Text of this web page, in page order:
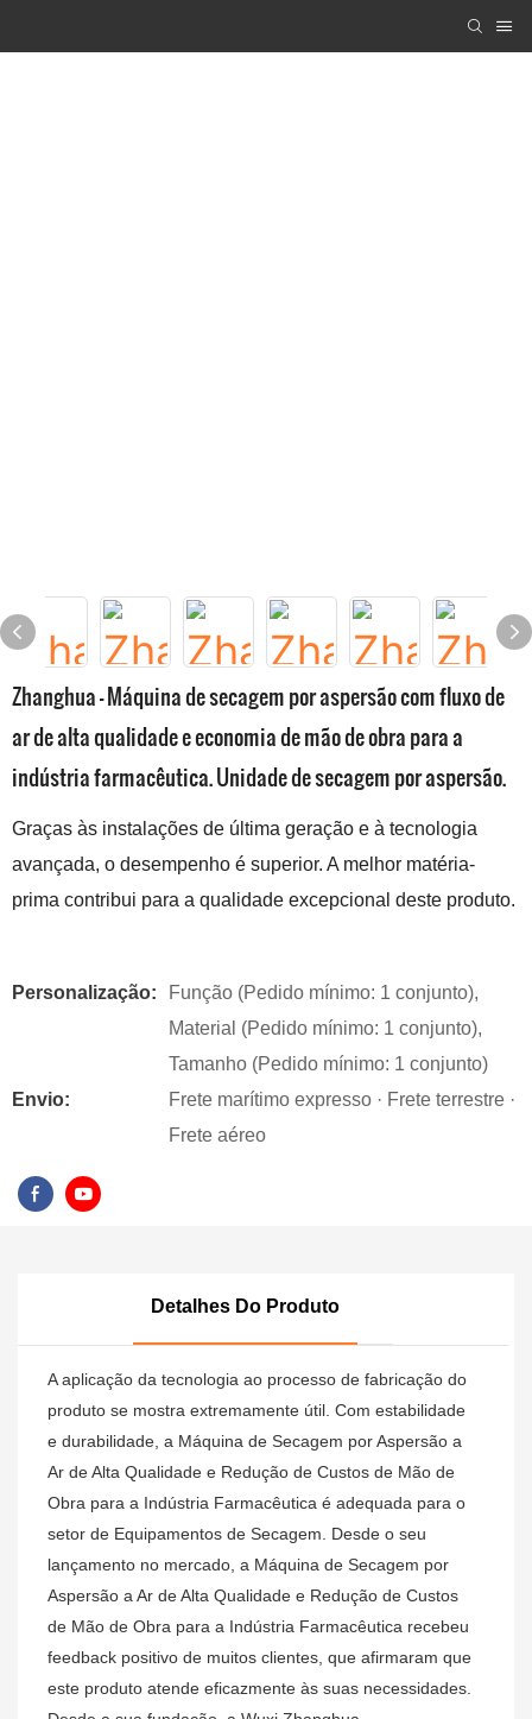
Zhanghua - Máquina de secagem por aspersão com fluxo de
ar de alta qualidade e economia de mão de obra para a
indústria farmacêutica. Unidade de secagem por aspersão.
Graças às instalações de última geração e à tecnologia
avançada, o desempenho é superior. A melhor matéria-
prima contribui para a qualidade excepcional deste produto.
Personalização:
Função (Pedido mínimo: 1 conjunto),
Material (Pedido mínimo: 1 conjunto),
Tamanho (Pedido mínimo: 1 conjunto)
Envio:
Frete marítimo expresso · Frete terrestre ·
Frete aéreo
Detalhes Do Produto
A aplicação da tecnologia ao processo de fabricação do
produto se mostra extremamente útil. Com estabilidade
e durabilidade, a Máquina de Secagem por Aspersão a
Ar de Alta Qualidade e Redução de Custos de Mão de
Obra para a Indústria Farmacêutica é adequada para o
setor de Equipamentos de Secagem. Desde o seu
lançamento no mercado, a Máquina de Secagem por
Aspersão a Ar de Alta Qualidade e Redução de Custos
de Mão de Obra para a Indústria Farmacêutica recebeu
feedback positivo de muitos clientes, que afirmaram que
este produto atende eficazmente às suas necessidades.